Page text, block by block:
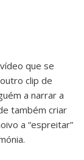
que se
clip de
a narrar a
também criar
a “espreitar”